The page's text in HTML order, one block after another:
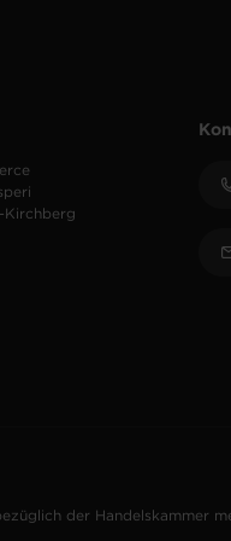
Kirchberg
der Handelskammer